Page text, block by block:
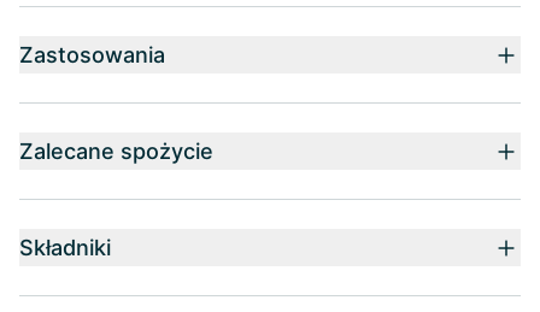
Zastosowania
Zalecane spożycie
Składniki